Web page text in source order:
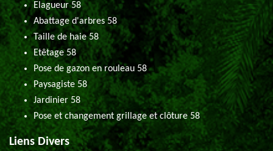
Elagueur 58
Abattage d'arbres 58
Taille de haie 58
Etêtage 58
Pose de gazon en rouleau 58
Paysagiste 58
Jardinier 58
Pose et changement grillage et clôture 58
Liens Divers